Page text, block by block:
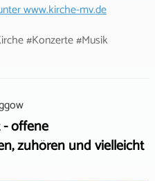
www.kirche-mv.de
#Konzerte #Musik
offene
zuhören und vielleicht